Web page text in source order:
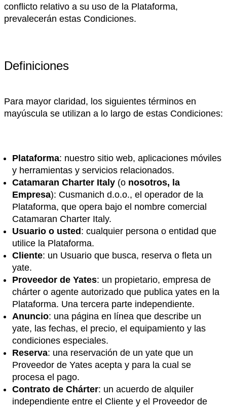
conflicto relativo a su uso de la Plataforma,
prevalecerán estas Condiciones.
Definiciones
Para mayor claridad, los siguientes términos en
mayúscula se utilizan a lo largo de estas Condiciones:
Plataforma: nuestro sitio web, aplicaciones móviles
y herramientas y servicios relacionados.
Catamaran Charter Italy (o nosotros, la
Empresa): Cusmanich d.o.o., el operador de la
Plataforma, que opera bajo el nombre comercial
Catamaran Charter Italy.
Usuario o usted : cualquier persona o entidad que
utilice la Plataforma.
Cliente: un Usuario que busca, reserva o fleta un
yate.
Proveedor de Yates: un propietario, empresa de
chárter o agente autorizado que publica yates en la
Plataforma. Una tercera parte independiente.
Anuncio: una página en línea que describe un
yate, las fechas, el precio, el equipamiento y las
condiciones especiales.
Reserva: una reservación de un yate que un
Proveedor de Yates acepta y para la cual se
procesa el pago.
Contrato de Chárter: un acuerdo de alquiler
independiente entre el Cliente y el Proveedor de